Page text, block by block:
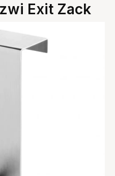
Exit Zack